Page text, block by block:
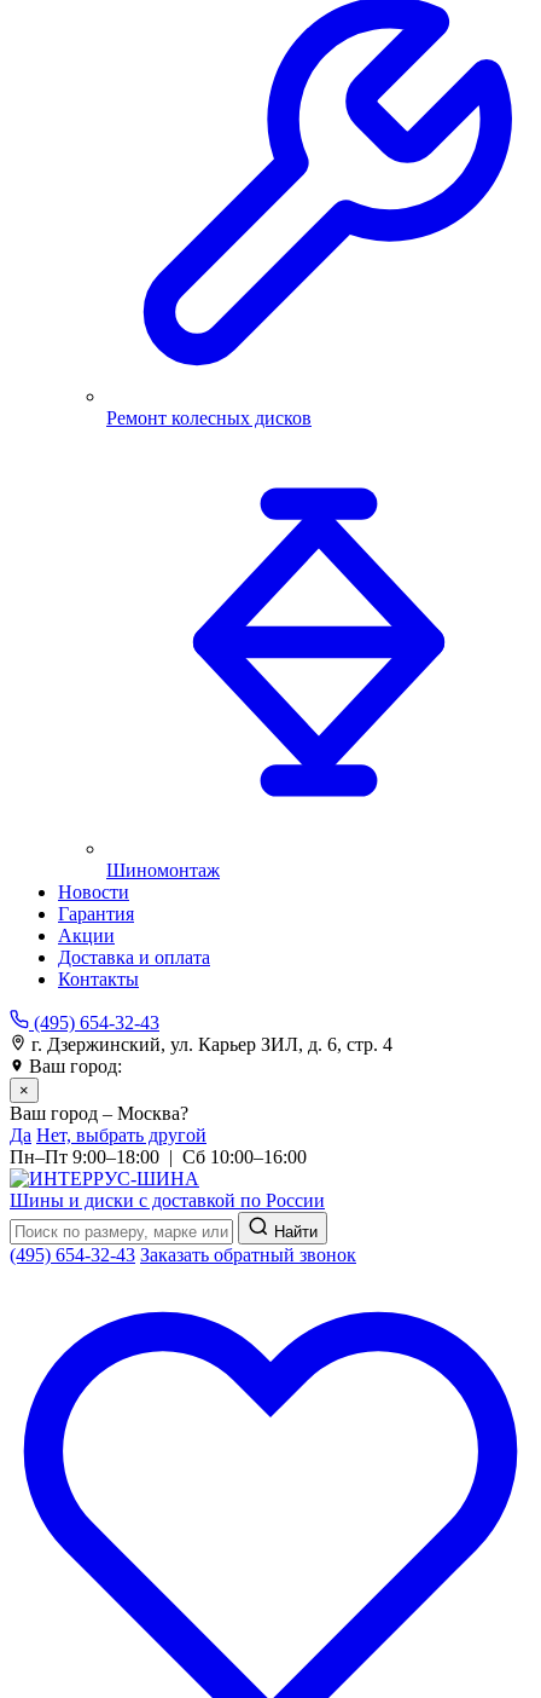
Ремонт колесных дисков
Шиномонтаж
Новости
Гарантия
Акции
Доставка и оплата
Контакты
(495) 654-32-43
г. Дзержинский, ул. Карьер ЗИЛ, д. 6, стр. 4
Ваш город:
×
Ваш город – Москва?
Да Нет, выбрать другой
Пн–Пт 9:00–18:00 | Сб 10:00–16:00
Шины и диски с доставкой по России
Найти
(495) 654-32-43 Заказать обратный звонок